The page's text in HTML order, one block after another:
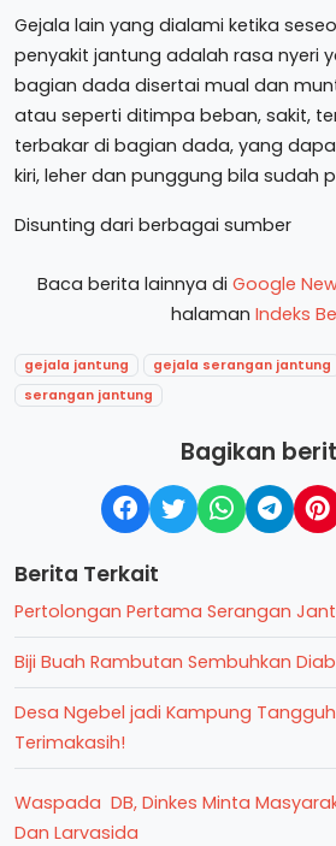
Gejala lain yang dialami ketika
penyakit jantung adalah rasa nyeri
bagian dada disertai mual dan
atau seperti ditimpa beban, sakit,
terbakar di bagian dada, yang
kiri, leher dan punggung bila sudah
Disunting dari berbagai sumber
Baca berita lainnya di Google
halaman Indeks
gejala jantung gejala serangan jantung
serangan jantung
Bagikan
Berita Terkait
Pertolongan Pertama Serangan
Biji Buah Rambutan Sembuhkan
Desa Ngebel jadi Kampung
Terimakasih!
Waspada DB, Dinkes Minta
Dan Larvasida